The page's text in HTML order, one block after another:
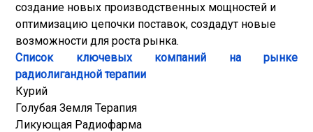
создание новых производственных мощностей и
оптимизацию цепочки поставок, создадут новые
возможности для роста рынка.
Список ключевых компаний на рынке
радиолигандной терапии
Курий
Голубая Земля Терапия
Ликующая Радиофарма